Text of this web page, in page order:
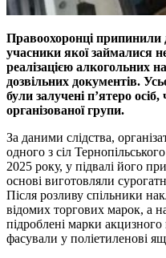
Правоохоронці припинили
учасники якої займалися
реалізацією алкогольних
дозвільних документів.
були залучені п’ятеро
організованої групи.
За даними слідства,
одного з сіл
2025 року, у підвалі його
основі виготовляли
Після розливу спільники
відомих торгових марок, а
підроблені марки
фасували у поліетиленові